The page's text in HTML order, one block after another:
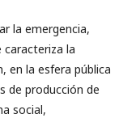
la emergencia,
la
en la esfera pública
de producción de
social,